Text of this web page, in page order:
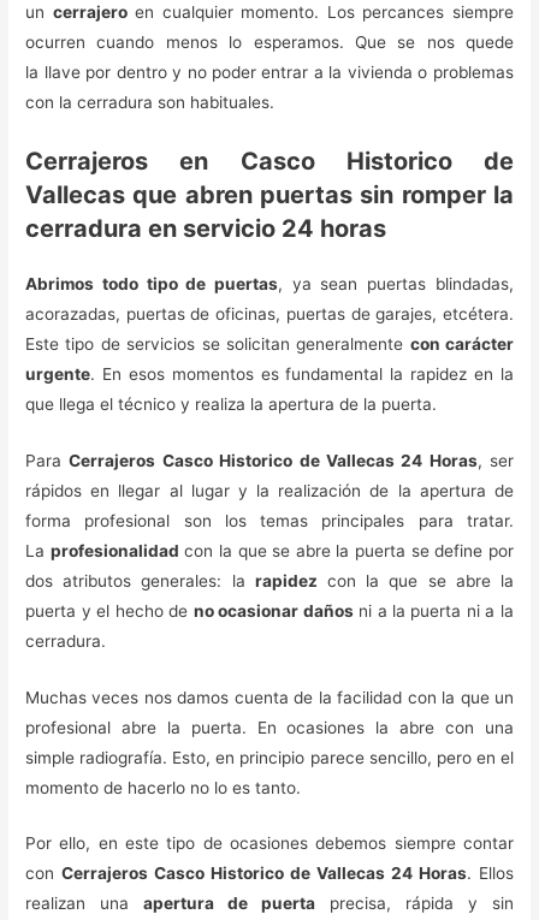
un cerrajeroen cualquier momento. Los percances siempre
ocurren cuando menos lo esperamos. Que se nos quede
la llave por dentro y no poder entrar a la vivienda o problemas
con la cerradura son habituales.
Cerrajeros en Casco Historico de
Vallecas que abren puertas sin romper la
cerradura en servicio 24 horas
Abrimos todo tipo de puertas, ya sean puertas blindadas,
acorazadas, puertas de oficinas, puertas de garajes, etcétera.
Este tipo de servicios se solicitan generalmente con carácter
urgente. En esos momentos es fundamental la rapidez en la
que llega el técnico y realiza la apertura de la puerta.
ParaCerrajeros Casco Historico de Vallecas 24 Horas, ser
rápidos en llegar al lugar y la realización de la apertura de
forma profesional son los temas principales para tratar.
La profesionalidad con la que se abre la puerta se define por
dos atributos generales: la rapidez con la que se abre la
puerta y el hecho de no ocasionar dañosni a la puerta ni a la
cerradura.
Muchas veces nos damos cuenta de la facilidad con la que un
profesional abre la puerta. En ocasiones la abre con una
simple radiografía. Esto, en principio parece sencillo, pero en el
momento de hacerlo no lo es tanto.
Por ello, en este tipo de ocasiones debemos siempre contar
conCerrajeros Casco Historico de Vallecas 24 Horas. Ellos
realizan unaapertura de puerta precisa, rápida y sin